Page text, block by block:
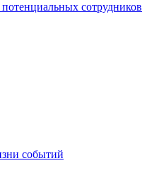
сотрудников
событий